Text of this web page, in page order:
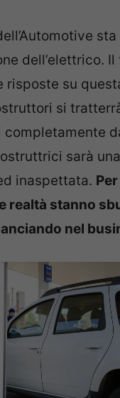
dell’elettrico.
risposte su
si
completamente
sarà
inaspettata.
realtà stanno
nel